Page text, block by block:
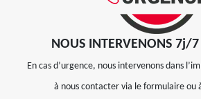
NOUS INTERVENONS 7j/
En cas d’urgence, nous intervenons dans
à nous contacter via le formulaire ou